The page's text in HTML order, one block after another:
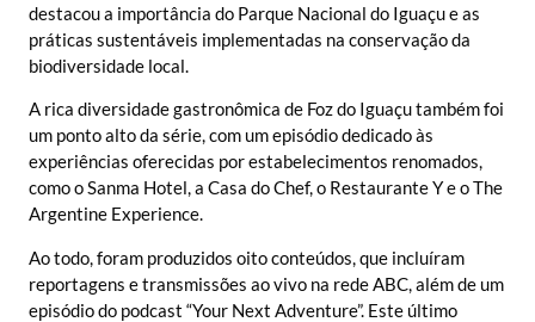
destacou a importância do Parque Nacional do Iguaçu e as
práticas sustentáveis implementadas na conservação da
biodiversidade local.
A rica diversidade gastronômica de Foz do Iguaçu também foi
um ponto alto da série, com um episódio dedicado às
experiências oferecidas por estabelecimentos renomados,
como o Sanma Hotel, a Casa do Chef, o Restaurante Y e o The
Argentine Experience.
Ao todo, foram produzidos oito conteúdos, que incluíram
reportagens e transmissões ao vivo na rede ABC, além de um
episódio do podcast “Your Next Adventure”. Este último